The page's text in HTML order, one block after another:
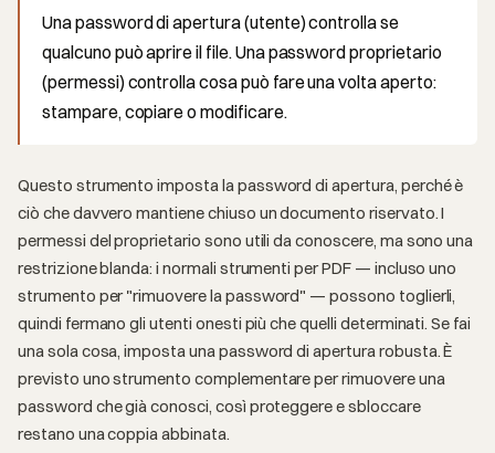
Una password di apertura (utente) controlla se
qualcuno può aprire il file. Una password proprietario
(permessi) controlla cosa può fare una volta aperto:
stampare, copiare o modificare.
Questo strumento imposta la password di apertura, perché è
ciò che davvero mantiene chiuso un documento riservato. I
permessi del proprietario sono utili da conoscere, ma sono una
restrizione blanda: i normali strumenti per PDF — incluso uno
strumento per "rimuovere la password" — possono toglierli,
quindi fermano gli utenti onesti più che quelli determinati. Se fai
una sola cosa, imposta una password di apertura robusta. È
previsto uno strumento complementare per rimuovere una
password che già conosci, così proteggere e sbloccare
restano una coppia abbinata.